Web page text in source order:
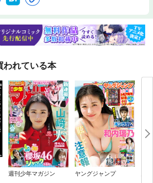
われている本
週刊少年マガジン ヤングジャンプ